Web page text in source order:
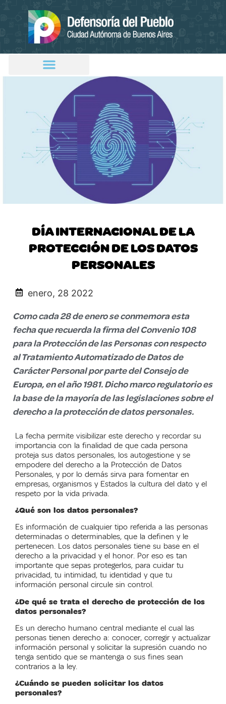
DÍA INTERNACIONAL DE LA
PROTECCIÓN DE LOS DATOS
PERSONALES
enero, 28 2022
Como cada 28 de enero se conmemora esta
fecha que recuerda la firma del Convenio 108
para la Protección de las Personas con respecto
al Tratamiento Automatizado de Datos de
Carácter Personal por parte del Consejo de
Europa, en el año 1981. Dicho marco regulatorio es
la base de la mayoría de las legislaciones sobre el
derecho a la protección de datos personales.
La fecha permite visibilizar este derecho y recordar su
importancia con la finalidad de que cada persona
proteja sus datos personales, los autogestione y se
empodere del derecho a la Protección de Datos
Personales, y por lo demás sirva para fomentar en
empresas, organismos y Estados la cultura del dato y el
respeto por la vida privada.
¿Qué son los datos personales?
Es información de cualquier tipo referida a las personas
determinadas o determinables, que la definen y le
pertenecen. Los datos personales tiene su base en el
derecho a la privacidad y el honor. Por eso es tan
importante que sepas protegerlos, para cuidar tu
privacidad, tu intimidad, tu identidad y que tu
información personal circule sin control.
¿De qué se trata el derecho de protección de los
datos personales?
Es un derecho humano central mediante el cual las
personas tienen derecho a: conocer, corregir y actualizar
información personal y solicitar la supresión cuando no
tenga sentido que se mantenga o sus fines sean
contrarios a la ley.
¿Cuándo se pueden solicitar los datos
personales?